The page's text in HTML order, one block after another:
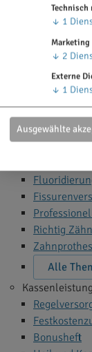
Alle
Zahn
Zahnfüllung
Zahnspange
Narkose
Alle
Richtig
Alle
Bonusheft
Technisch
↓ 1
Marketing
↓ 2
Externe
↓ 1
Ausgewählte